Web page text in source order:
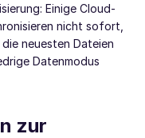
Einige Cloud-
nicht sofort,
neuesten Dateien
Datenmodus
zur